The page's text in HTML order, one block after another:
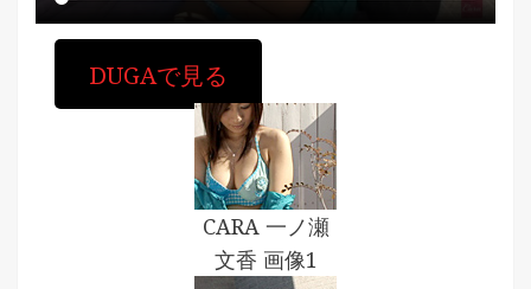
DUGAで見る
CARA 一ノ瀬
文香 画像1